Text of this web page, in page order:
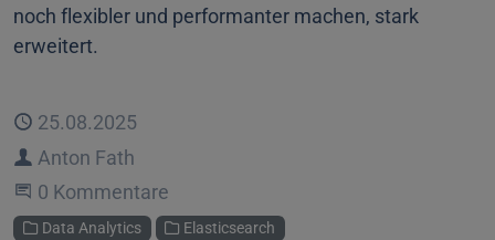
noch flexibler und performanter machen, stark
erweitert.
Veröffentlicht
25.08.2025
Autor
Anton Fath
Beginne eine Unterhaltung
0 Kommentare
Kategorien
Data Analytics Elasticsearch